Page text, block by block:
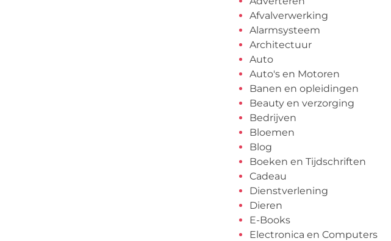
Afvalverwerking
Alarmsysteem
Architectuur
Auto
Auto's en Motoren
Banen en opleidingen
Beauty en verzorging
Bedrijven
Bloemen
Blog
Boeken en Tijdschriften
Cadeau
Dienstverlening
Dieren
E-Books
Electronica en Computers